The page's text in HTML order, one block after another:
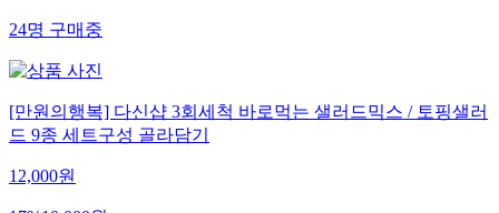
24명구매중
[만원의행복] 다신샵 3회세척 바로먹는 샐러드믹스 / 토핑샐러
드 9종 세트구성 골라담기
12,000원